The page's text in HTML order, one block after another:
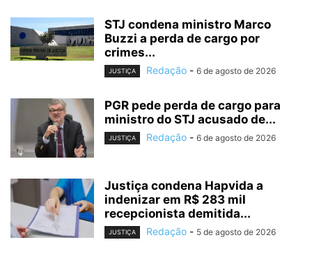
STJ condena ministro Marco
Buzzi a perda de cargo por
crimes...
JUSTIÇA Redação - 6 de agosto de 2026
PGR pede perda de cargo para
ministro do STJ acusado de...
JUSTIÇA Redação - 6 de agosto de 2026
Justiça condena Hapvida a
indenizar em R$ 283 mil
recepcionista demitida...
JUSTIÇA Redação - 5 de agosto de 2026